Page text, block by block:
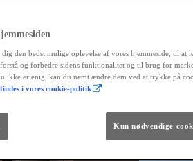
The soul lives
den bedst mulige oplevelse af vores hjemmeside, til at
og forbedre sidens funktionalitet og til brug for
ikke er enig, kan du nemt ændre dem ved at trykke på
i vores cookie-politik
Kun nødvendige